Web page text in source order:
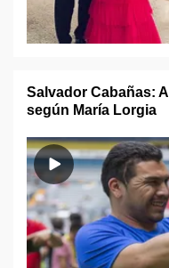
Salvador Cabañas:
según María Lorgia